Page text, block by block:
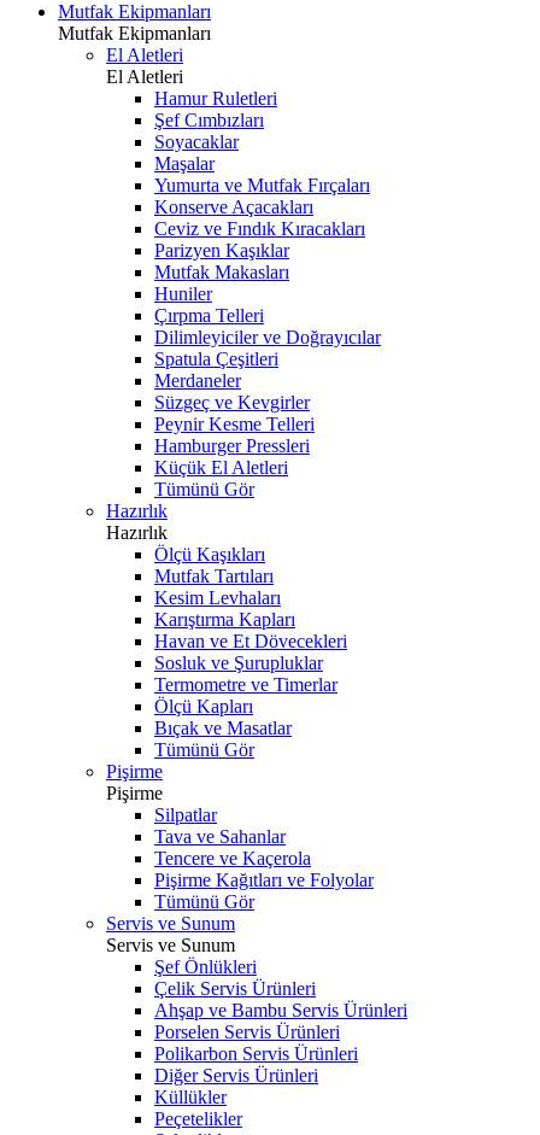
Mutfak Ekipmanları
Mutfak Ekipmanları
El Aletleri
El Aletleri
Hamur Ruletleri
Şef Cımbızları
Soyacaklar
Maşalar
Yumurta ve Mutfak Fırçaları
Konserve Açacakları
Ceviz ve Fındık Kıracakları
Parizyen Kaşıklar
Mutfak Makasları
Huniler
Çırpma Telleri
Dilimleyiciler ve Doğrayıcılar
Spatula Çeşitleri
Merdaneler
Süzgeç ve Kevgirler
Peynir Kesme Telleri
Hamburger Pressleri
Küçük El Aletleri
Tümünü Gör
Hazırlık
Hazırlık
Ölçü Kaşıkları
Mutfak Tartıları
Kesim Levhaları
Karıştırma Kapları
Havan ve Et Dövecekleri
Sosluk ve Şurupluklar
Termometre ve Timerlar
Ölçü Kapları
Bıçak ve Masatlar
Tümünü Gör
Pişirme
Pişirme
Silpatlar
Tava ve Sahanlar
Tencere ve Kaçerola
Pişirme Kağıtları ve Folyolar
Tümünü Gör
Servis ve Sunum
Servis ve Sunum
Şef Önlükleri
Çelik Servis Ürünleri
Ahşap ve Bambu Servis Ürünleri
Porselen Servis Ürünleri
Polikarbon Servis Ürünleri
Diğer Servis Ürünleri
Küllükler
Peçetelikler